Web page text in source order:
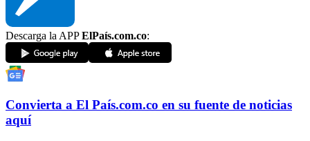
Descarga la APPElPaís.com.co:
Convierta a El País.com.co en su fuente de noticias
aquí